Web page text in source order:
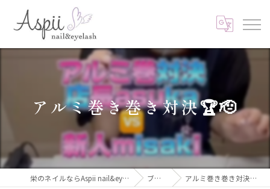
アルミ巻き巻き対決🏆🫡
栄のネイルならAspii nail&eyelash ブログ アルミ巻き巻き対決🏆🫡